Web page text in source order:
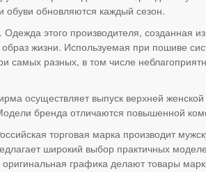
обуви обновляются каждый сезон.
Одежда этого производителя, созданная
жизни. Используемая при пошиве
самых разных, в том числе
осуществляет выпуск верхней
бренда отличаются повышенной
торговая марка производит
широкий выбор практичных
графика делают товары